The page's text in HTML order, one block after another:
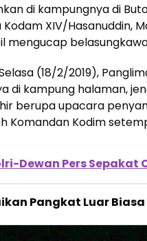
di kampungnya di
Kodam XIV/Hasanuddin,
mengucap
(18/2/2019),
di kampung halaman,
berupa upacara
Komandan Kodim
Dewan Pers Sepakat
Pangkat Luar Biasa